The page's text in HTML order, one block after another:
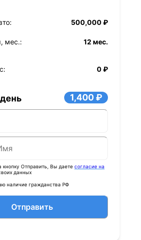
500,000 ₽
мес.: 12 мес.
0 ₽
1,400 ₽
кнопку Отправить, Вы даете согласие на
данных
наличие гражданства РФ
Отправить